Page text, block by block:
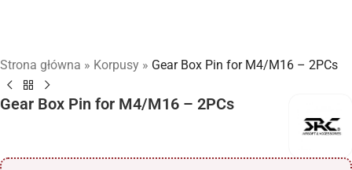
Strona główna » Korpusy » Gear Box Pin for M4/M16 – 2PCs
Gear Box Pin for M4/M16 – 2PCs